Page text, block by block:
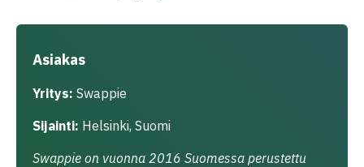
Asiakas
Yritys: Swappie
Sijainti: Helsinki, Suomi
Swappie on vuonna 2016 Suomessa perustettu